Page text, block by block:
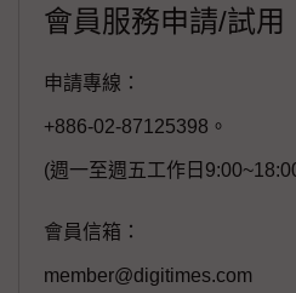
會員服務申請/試用
申請專線：
+886-02-87125398。
(週一至週五工作日
會員信箱：
member@digitimes.com